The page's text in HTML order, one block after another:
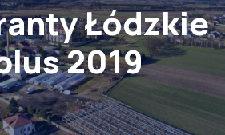
Łódzkie
2019